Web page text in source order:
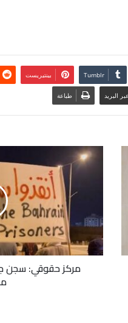
بينتيريست
البريد طباعة
مركز حقوقي: سجن